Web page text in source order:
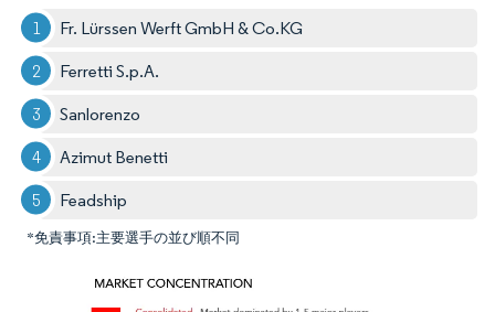
Fr. Lürssen Werft GmbH & Co.KG
Ferretti S.p.A.
Sanlorenzo
Azimut Benetti
Feadship
*免責事項:主要選手の並び順不同